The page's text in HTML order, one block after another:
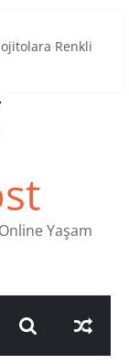
Renkli
Durağı
in Ankara
Yaşam